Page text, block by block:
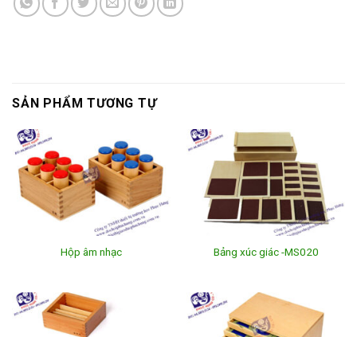
SẢN PHẨM TƯƠNG TỰ
Hộp âm nhạc Bảng xúc giác -MS020